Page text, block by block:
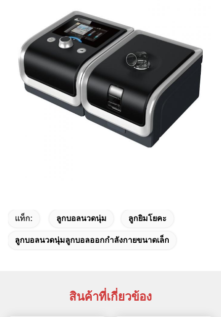
แท็ก: ลูกบอลนวดนุ่ม ลูกยิมโยคะ
ลูกบอลนวดนุ่มลูกบอลออกกำลังกายขนาดเล็ก
สินค้าที่เกี่ยวข้อง